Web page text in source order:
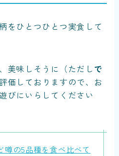
をひとつひとつ実食して
美味しそうに（ただし で
価しておりますので、お
びにいらしてください
の5品種を食べ比べて